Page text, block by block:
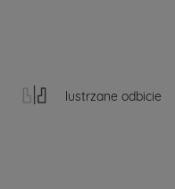
lustrzane odbicie